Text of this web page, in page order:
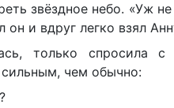
звёздное небо. «Уж не
он и вдруг легко взял
только спросила с
чем обычно: